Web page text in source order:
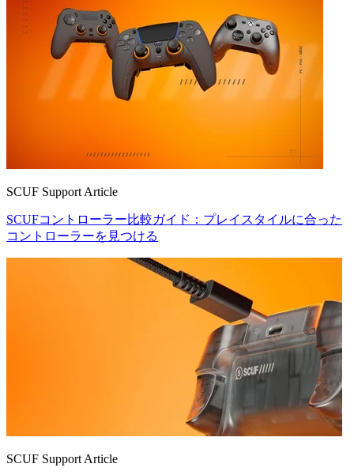
SCUF Support Article
SCUFコントローラー比較ガイド：プレイスタイルに合った
コントローラーを見つける
SCUF Support Article